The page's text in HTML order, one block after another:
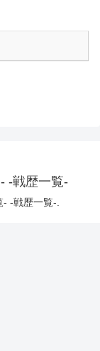
-戦歴一覧-
-戦歴一覧-.